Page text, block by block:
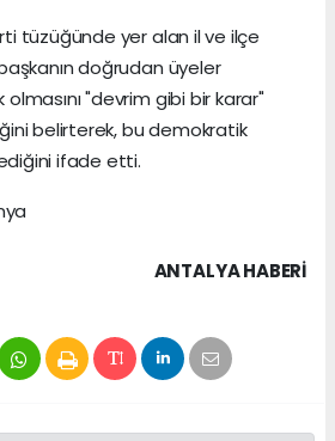
tüzüğünde yer alan il ve ilçe
doğrudan üyeler
"devrim gibi bir karar"
belirterek, bu demokratik
ifade etti.
ANTALYA HABERİ